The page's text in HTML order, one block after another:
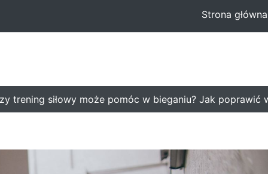
Strona główna
siłowy może pomóc w bieganiu? Jak poprawić